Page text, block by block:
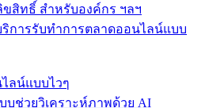
สิทธิ์ สำหรับองค์กร ฯลฯ
ลน์แบบไวๆ